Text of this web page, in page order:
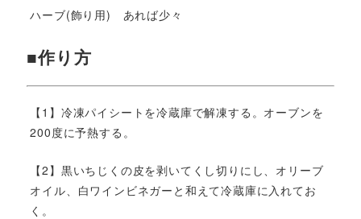
ハーブ(飾り用) あれば少々
■作り方
【1】冷凍パイシートを冷蔵庫で解凍する。オーブンを
200度に予熱する。
【2】黒いちじくの皮を剥いてくし切りにし、オリーブ
オイル、白ワインビネガーと和えて冷蔵庫に入れてお
く。